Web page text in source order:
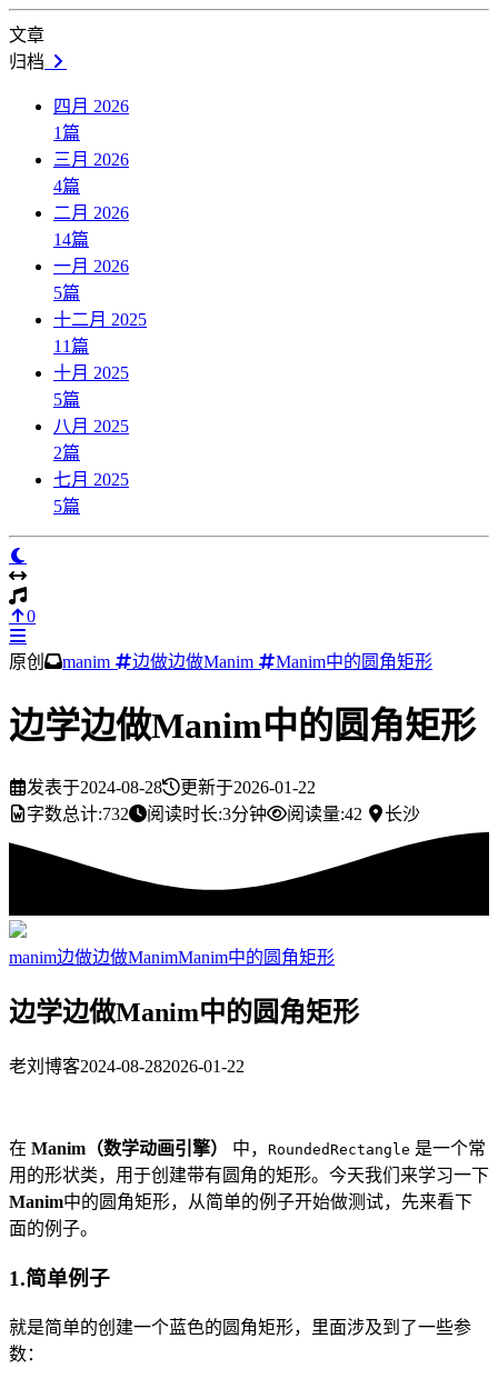
文章
归档
四月 2026
1篇
三月 2026
4篇
二月 2026
14篇
一月 2026
5篇
十二月 2025
11篇
十月 2025
5篇
八月 2025
2篇
七月 2025
5篇
0
原创 manim 边做边做Manim Manim中的圆角矩形
边学边做Manim中的圆角矩形
发表于2024-08-28 更新于2026-01-22
字数总计:732 阅读时长:3分钟 阅读量:42 长沙
manim边做边做ManimManim中的圆角矩形
边学边做Manim中的圆角矩形
老刘博客2024-08-282026-01-22
在 Manim（数学动画引擎） 中， RoundedRectangle 是一个常
用的形状类，用于创建带有圆角的矩形。今天我们来学习一下
Manim中的圆角矩形，从简单的例子开始做测试，先来看下
面的例子。
1.简单例子
就是简单的创建一个蓝色的圆角矩形，里面涉及到了一些参
数：